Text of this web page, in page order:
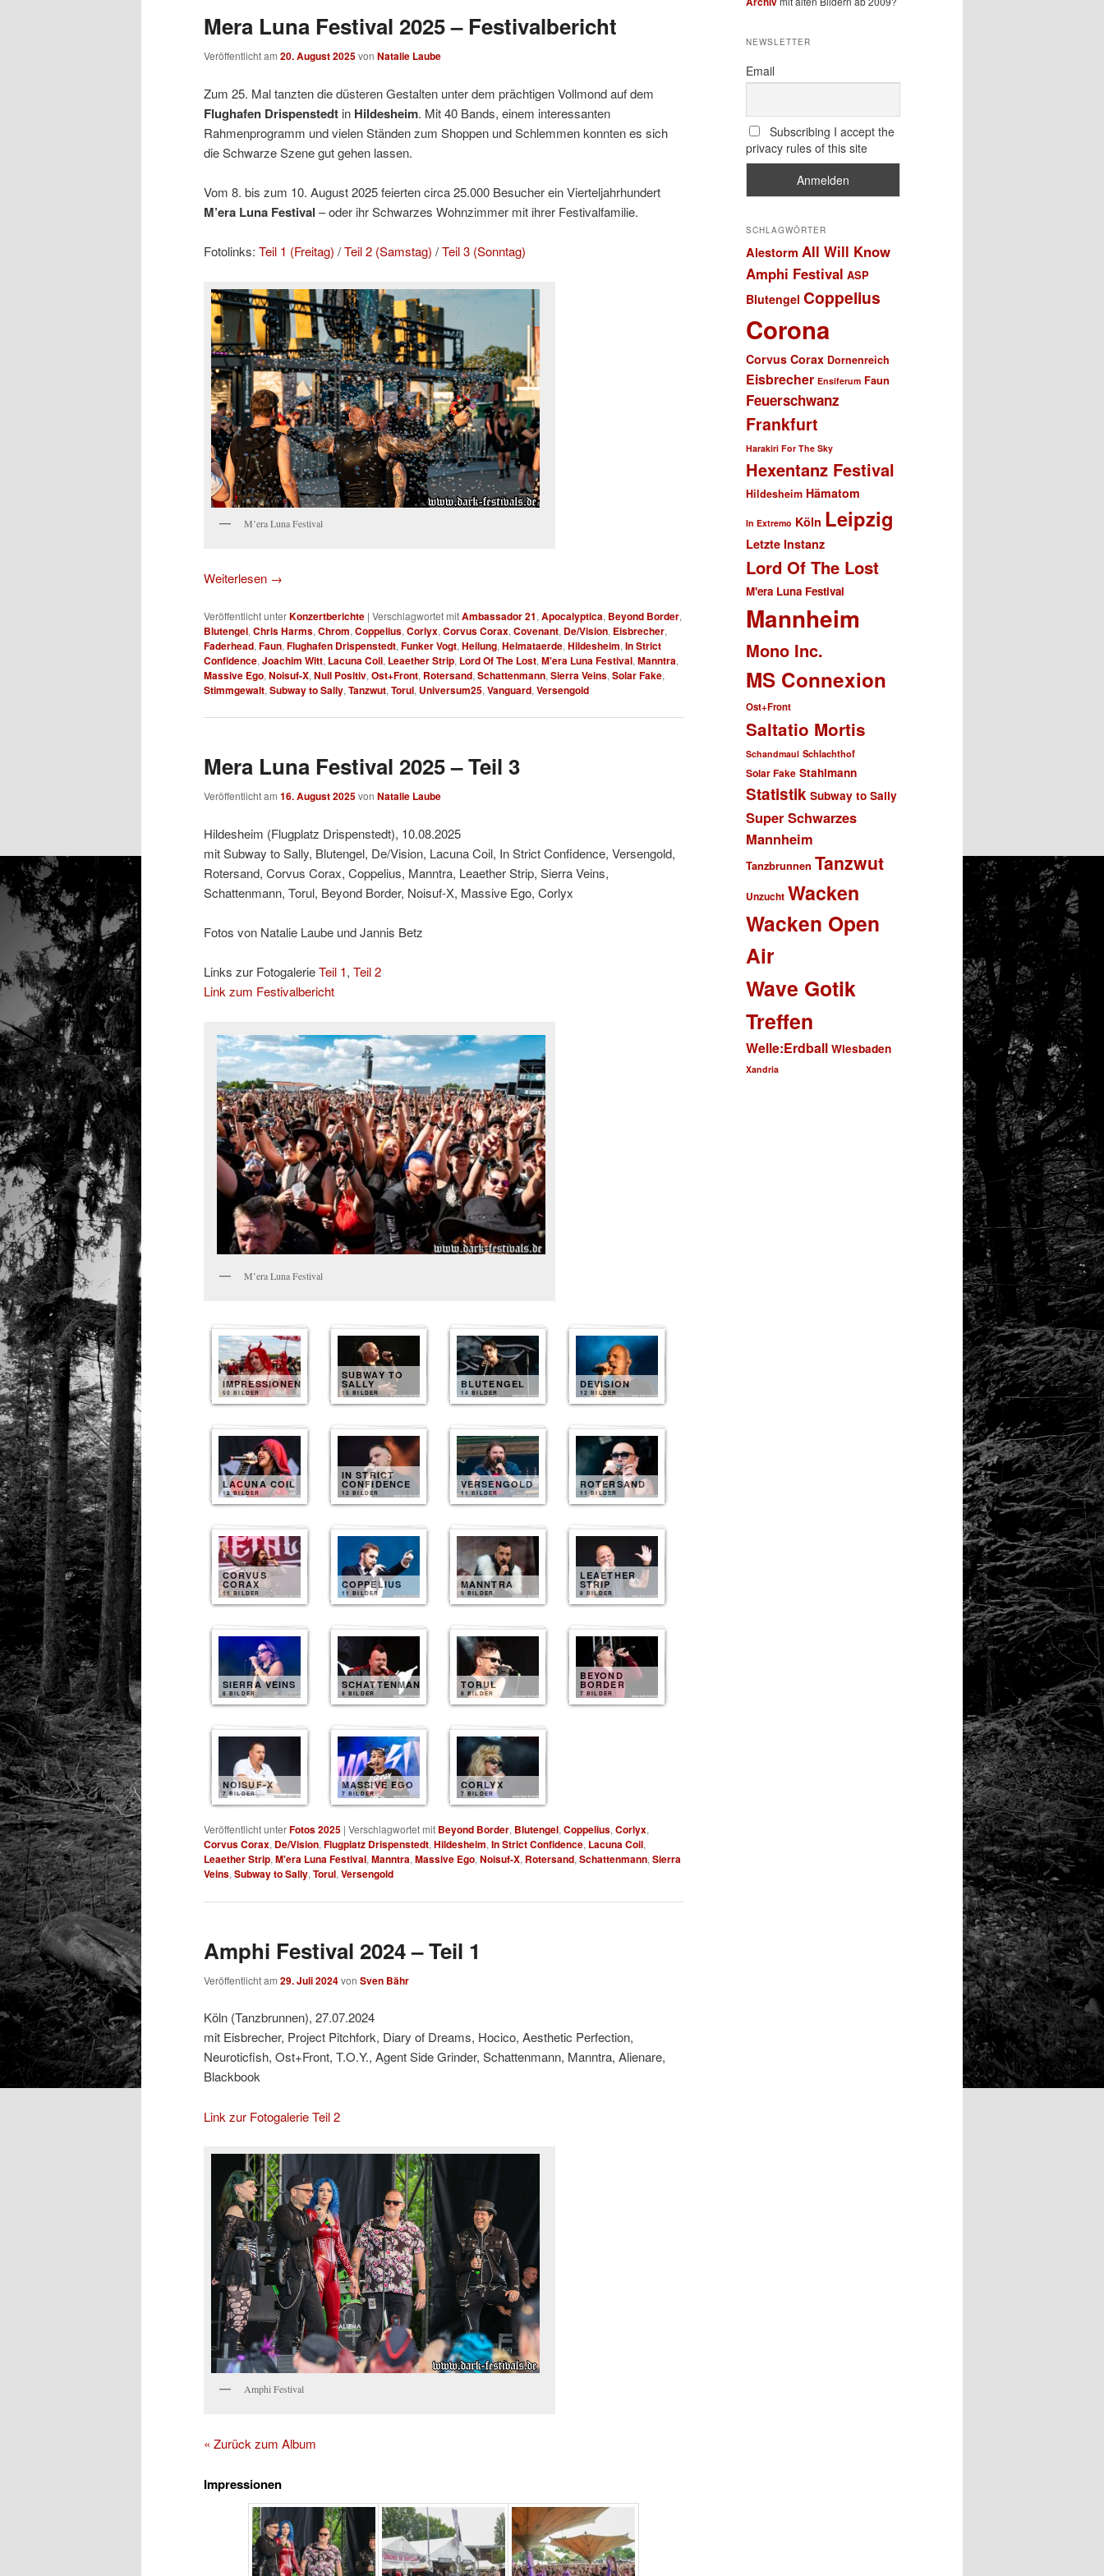
Mera Luna Festival 2025 – Festivalbericht
Veröffentlicht am 20. August 2025von Natalie Laube
Zum 25. Mal tanzten die düsteren Gestalten unter dem prächtigen Vollmond auf dem
Flughafen Drispenstedt in Hildesheim. Mit 40 Bands, einem interessanten
Rahmenprogramm und vielen Ständen zum Shoppen und Schlemmen konnten es sich
die Schwarze Szene gut gehen lassen.
Vom 8. bis zum 10. August 2025 feierten circa 25.000 Besucher ein Vierteljahrhundert
M’era Luna Festival – oder ihr Schwarzes Wohnzimmer mit ihrer Festivalfamilie.
Fotolinks: Teil 1 (Freitag) /Teil 2 (Samstag) /Teil 3 (Sonntag)
M’era Luna Festival
Weiterlesen →
Veröffentlicht unterKonzertberichte | Verschlagwortet mitAmbassador 21, Apocalyptica, Beyond Border,
Blutengel, Chris Harms, Chrom, Coppelius, Corlyx, Corvus Corax, Covenant, De/Vision, Eisbrecher,
Faderhead, Faun, Flughafen Drispenstedt, Funker Vogt, Heilung, Heimataerde, Hildesheim, In Strict
Confidence, Joachim Witt, Lacuna Coil, Leaether Strip, Lord Of The Lost, M'era Luna Festival, Manntra,
Massive Ego, Noisuf-X, Null Positiv, Ost+Front, Rotersand, Schattenmann, Sierra Veins, Solar Fake,
Stimmgewalt, Subway to Sally, Tanzwut, Torul, Universum25, Vanguard, Versengold
Mera Luna Festival 2025 – Teil 3
Veröffentlicht am 16. August 2025von Natalie Laube
Hildesheim (Flugplatz Drispenstedt), 10.08.2025
mit Subway to Sally, Blutengel, De/Vision, Lacuna Coil, In Strict Confidence, Versengold,
Rotersand, Corvus Corax, Coppelius, Manntra, Leaether Strip, Sierra Veins,
Schattenmann, Torul, Beyond Border, Noisuf-X, Massive Ego, Corlyx
Fotos von Natalie Laube und Jannis Betz
Links zur FotogalerieTeil 1, Teil 2
Link zum Festivalbericht
M’era Luna Festival
IMPRESSIONEN
50 BILDER
SUBWAY TO
SALLY
15 BILDER
BLUTENGEL
14 BILDER
DEVISION
12 BILDER
LACUNA COIL
12 BILDER
IN STRICT
CONFIDENCE
12 BILDER
VERSENGOLD
11 BILDER
ROTERSAND
11 BILDER
CORVUS
CORAX
11 BILDER
COPPELIUS
11 BILDER
MANNTRA
9 BILDER
LEAETHER
STRIP
8 BILDER
SIERRA VEINS
8 BILDER
SCHATTENMANN
8 BILDER
TORUL
8 BILDER
BEYOND
BORDER
7 BILDER
NOISUF-X
7 BILDER
MASSIVE EGO
7 BILDER
CORLYX
7 BILDER
Veröffentlicht unterFotos 2025 | Verschlagwortet mit Beyond Border, Blutengel,Coppelius,Corlyx,
Corvus Corax, De/Vision,Flugplatz Drispenstedt,Hildesheim,In Strict Confidence, Lacuna Coil,
Leaether Strip,M'era Luna Festival,Manntra,Massive Ego,Noisuf-X, Rotersand,Schattenmann,Sierra
Veins,Subway to Sally,Torul,Versengold
Amphi Festival 2024 – Teil 1
Veröffentlicht am 29. Juli 2024von Sven Bähr
Köln (Tanzbrunnen), 27.07.2024
mit Eisbrecher, Project Pitchfork, Diary of Dreams, Hocico, Aesthetic Perfection,
Neuroticfish, Ost+Front, T.O.Y., Agent Side Grinder, Schattenmann, Manntra, Alienare,
Blackbook
Link zur Fotogalerie Teil 2
Amphi Festival
« Zurück zum Album
Impressionen
NEWSLETTER
Email
Subscribing I accept the
privacy rules of this site
SCHLAGWÖRTER
Alestorm All Will Know
Amphi Festival ASP
Blutengel Coppelius
Corona
Corvus Corax Dornenreich
Eisbrecher Ensiferum Faun
Feuerschwanz
Frankfurt
Harakiri For The Sky
Hexentanz Festival
Hildesheim Hämatom
In Extremo Köln Leipzig
Letzte Instanz
Lord Of The Lost
M'era Luna Festival
Mannheim
Mono Inc.
MS Connexion
Ost+Front
Saltatio Mortis
Schandmaul Schlachthof
Solar Fake Stahlmann
Statistik Subway to Sally
Super Schwarzes
Mannheim
Tanzbrunnen Tanzwut
Unzucht Wacken
Wacken Open
Air
Wave Gotik
Treffen
Welle:Erdball Wiesbaden
Xandria